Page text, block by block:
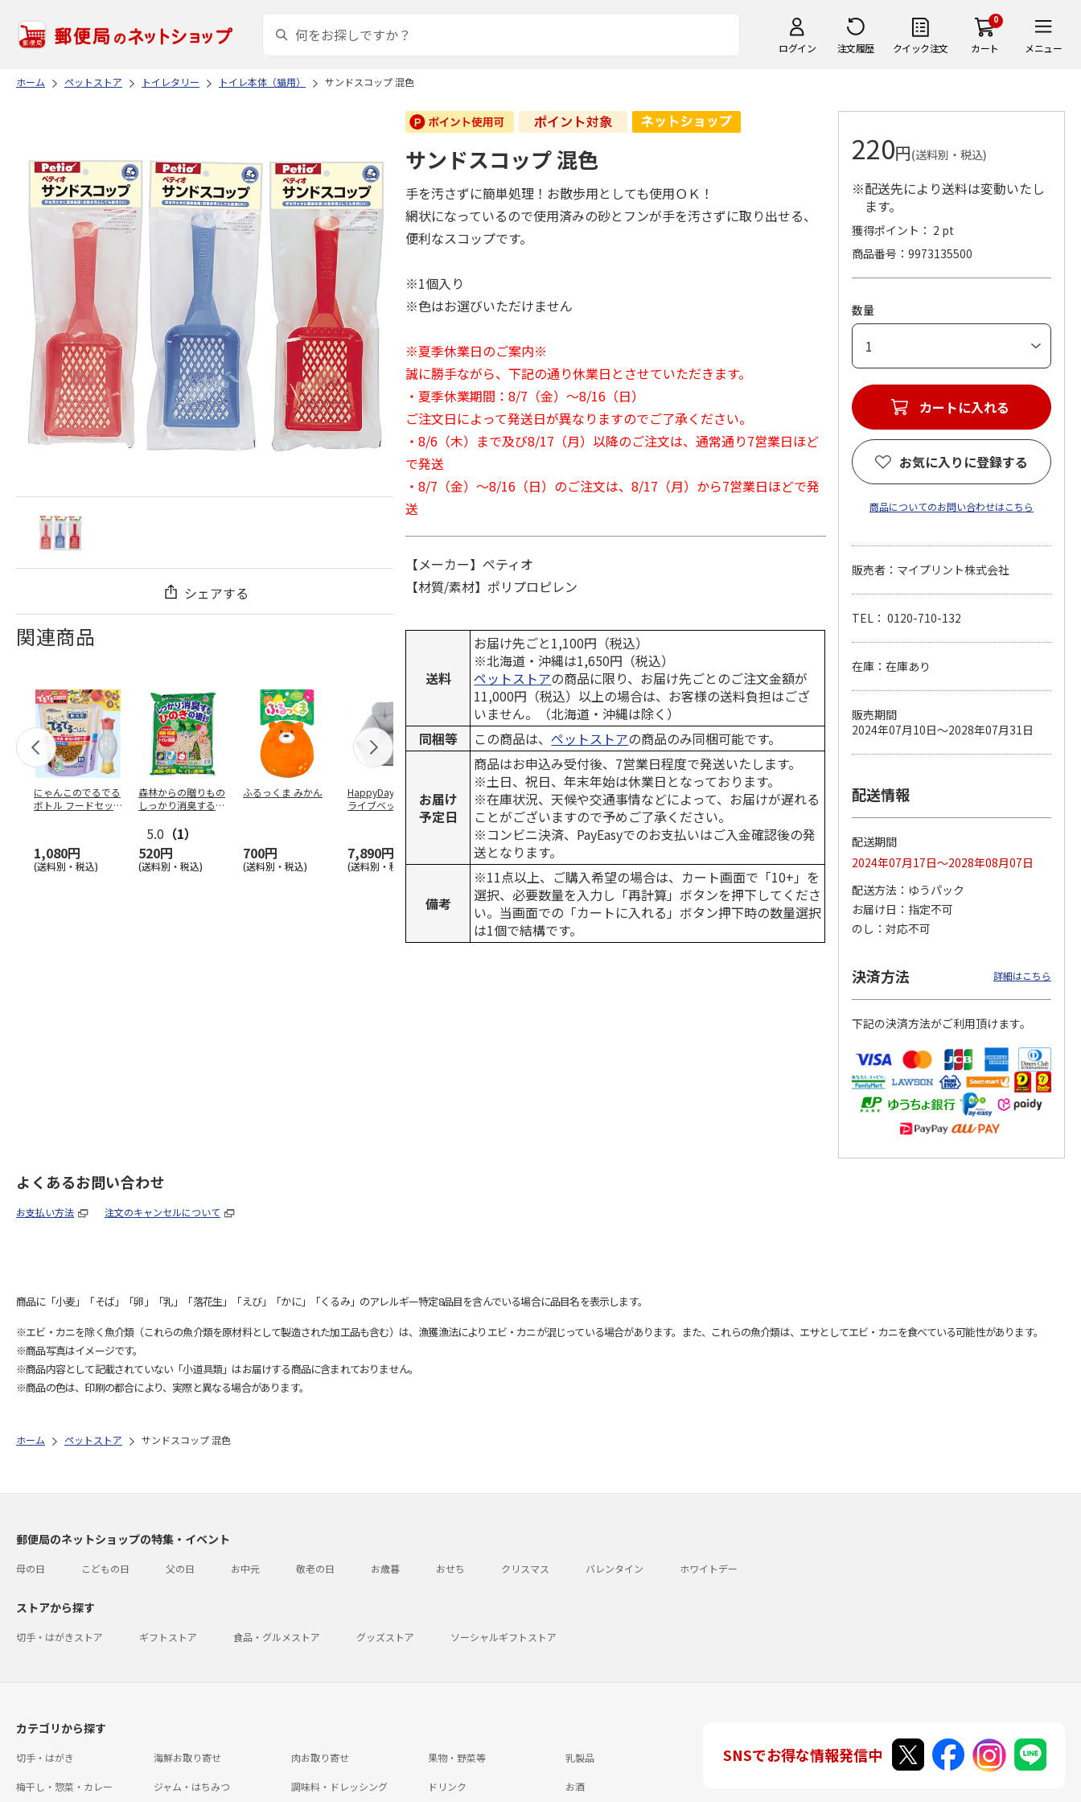
ログイン 注文履歴 クイック注文
0
カート メニュー
ホーム ペットストア トイレタリー トイレ本体（猫用） サンドスコップ 混色
シェアする
関連商品
にゃんこのでるでる
ボトル フードセッ
1,080円
(送料別・税込)
森林からの贈りもの
しっかり消臭するひ
5.0 （1）
520円
(送料別・税込)
ふるっくま みかん
700円
(送料別・税込)
HappyDays 2wayド
ライブベッド グレ
7,890円
(送料別・税込)
獣医師開発 ニオイ
をとる砂専用 猫ト
イレ ナチュラルグ
1,550円
(送料別・税込)
デオトイレ 飛び散
らない消臭・抗菌サ
ンド 4L
(送料別・税込)
無添加良品 カムカ
ムデンタルコーン
ぐるぐるボーン型 S
…
(送料別・税込)
銀のスプーン パウ
チ 健康に育つ子ね
おに…
(送料別・税込)
ペット線香 虹のか
なた フルーティフ
ローラルの香り
590円
(送料別・税込)
えBOX とりささ…
380円
(送料別・税込)
サンドスコップ 混色
手を汚さずに簡単処理！お散歩用としても使用ＯＫ！
網状になっているので使用済みの砂とフンが手を汚さずに取り出せる、
便利なスコップです。
※1個入り
※色はお選びいただけません
※夏季休業日のご案内※
誠に勝手ながら、下記の通り休業日とさせていただきます。
・夏季休業期間：8/7（金）～8/16（日）
ご注文日によって発送日が異なりますのでご了承ください。
・8/6（木）まで及び8/17（月）以降のご注文は、通常通り7営業日ほど
で発送
・8/7（金）～8/16（日）のご注文は、8/17（月）から7営業日ほどで発
送
【メーカー】ペティオ
【材質/素材】ポリプロピレン
送料
お届け先ごと1,100円（税込）
※北海道・沖縄は1,650円（税込）
ペットストアの商品に限り、お届け先ごとのご注文金額が
11,000円（税込）以上の場合は、お客様の送料負担はござ
いません。（北海道・沖縄は除く）
同梱等
この商品は、ペットストアの商品のみ同梱可能です。
お届け
予定日
商品はお申込み受付後、7営業日程度で発送いたします。
※土日、祝日、年末年始は休業日となっております。
※在庫状況、天候や交通事情などによって、お届けが遅れる
ことがございますので予めご了承ください。
※コンビニ決済、PayEasyでのお支払いはご入金確認後の発
送となります。
備考
※11点以上、ご購入希望の場合は、カート画面で「10+」を
選択、必要数量を入力し「再計算」ボタンを押下してくださ
い。当画面での「カートに入れる」ボタン押下時の数量選択
は1個で結構です。
220円(送料別・税込)
※配送先により送料は変動いたし
ます。
獲得ポイント： 2 pt
商品番号
9973135500
数量
カートに入れる
お気に入りに登録する
商品についてのお問い合わせはこちら
販売者：マイプリント株式会社
TEL： 0120-710-132
在庫：在庫あり
販売期間
2024年07月10日～2028年07月31日
配送情報
配送期間
2024年07月17日～2028年08月07日
配送方法
ゆうパック
お届け日
指定不可
のし
対応不可
決済方法 詳細はこちら
下記の決済方法がご利用頂けます。
よくあるお問い合わせ
お支払い方法 注文のキャンセルについて
商品に「小麦」「そば」「卵」「乳」「落花生」「えび」「かに」「くるみ」のアレルギー特定8品目を含んでいる場合に品目名を表示します。
※エビ・カニを除く魚介類（これらの魚介類を原材料として製造された加工品も含む）は、漁獲漁法によりエビ・カニが混じっている場合があります。また、これらの魚介類は、エサとしてエビ・カニを食べている可能性があります。
※商品写真はイメージです。
※商品内容として記載されていない「小道具類」はお届けする商品に含まれておりません。
※商品の色は、印刷の都合により、実際と異なる場合があります。
ホーム ペットストア サンドスコップ 混色
郵便局のネットショップの特集・イベント
母の日 こどもの日 父の日 お中元 敬老の日 お歳暮 おせち クリスマス バレンタイン ホワイトデー
ストアから探す
切手・はがきストア ギフトストア 食品・グルメストア グッズストア ソーシャルギフトストア
カテゴリから探す
切手・はがき 海鮮お取り寄せ 肉お取り寄せ 果物・野菜等 乳製品
梅干し・惣菜・カレー ジャム・はちみつ 調味料・ドレッシング ドリンク お酒
SNSでお得な情報発信中